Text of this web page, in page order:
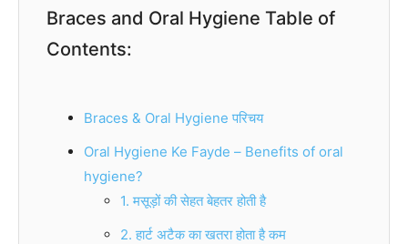
Braces and Oral Hygiene Table of
Contents:
Braces & Oral Hygiene परिचय
Oral Hygiene Ke Fayde – Benefits of oral
hygiene?
1. मसूड़ों की सेहत बेहतर होती है
2. हार्ट अटैक का खतरा होता है कम